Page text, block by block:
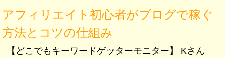
アフィリエイト初心者がブログで稼ぐ
方法とコツの仕組み
【どこでもキーワードゲッターモニター】 Kさん